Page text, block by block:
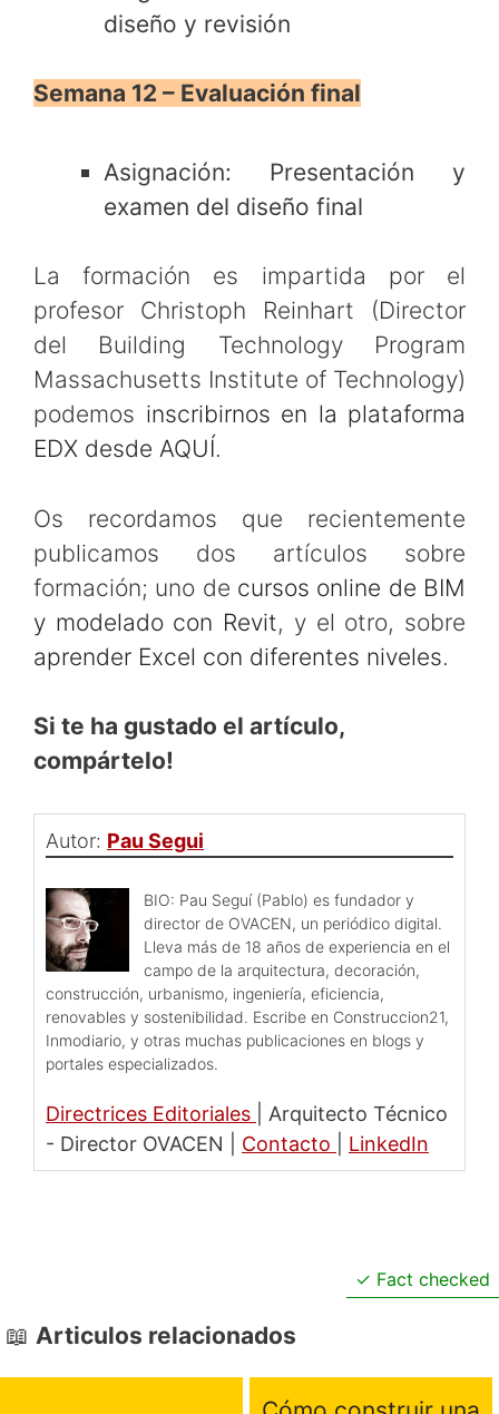
diseño y revisión
Semana 12 – Evaluación final
Asignación: Presentación y
examen del diseño final
La formación es impartida por el
profesor Christoph Reinhart (Director
del Building Technology Program
Massachusetts Institute of Technology)
podemos inscribirnos en la plataforma
EDX desde AQUÍ.
Os recordamos que recientemente
publicamos dos artículos sobre
formación; uno de cursos online de BIM
y modelado con Revit, y el otro, sobre
aprender Excel con diferentes niveles.
Si te ha gustado el artículo,
compártelo!
Autor: Pau Segui
BIO: Pau Seguí (Pablo) es fundador y
director de OVACEN, un periódico digital.
Lleva más de 18 años de experiencia en el
campo de la arquitectura, decoración,
construcción, urbanismo, ingeniería, eficiencia,
renovables y sostenibilidad. Escribe en Construccion21,
Inmodiario, y otras muchas publicaciones en blogs y
portales especializados.
Directrices Editoriales
Arquitecto Técnico
- Director OVACEN
Contacto LinkedIn
Fact checked
Articulos relacionados